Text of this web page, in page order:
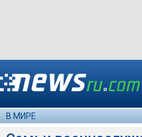
В МИРЕ